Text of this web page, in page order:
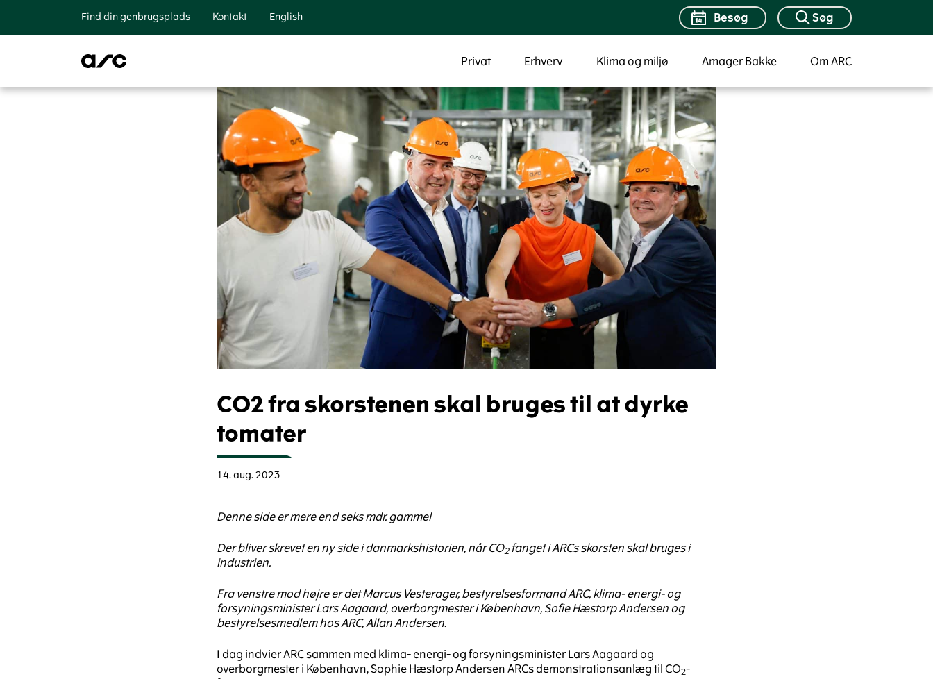
Find din genbrugsplads Kontakt English Besøg Søg
Privat Erhverv Klima og miljø Amager Bakke Om ARC
CO2 fra skorstenen skal bruges til at dyrke
tomater
14. aug. 2023
Denne side er mere end seks mdr. gammel
Der bliver skrevet en ny side i danmarkshistorien, når CO2fanget i ARCs skorsten skal bruges i
industrien.
Fra venstre mod højre er det Marcus Vesterager, bestyrelsesformand ARC, klima- energi- og
forsyningsminister Lars Aagaard, overborgmester i København, Sofie Hæstorp Andersen og
bestyrelsesmedlem hos ARC, Allan Andersen.
I dag indvier ARC sammen med klima- energi- og forsyningsminister Lars Aagaard og
overborgmester i København, Sophie Hæstorp Andersen ARCs demonstrationsanlæg til CO2-